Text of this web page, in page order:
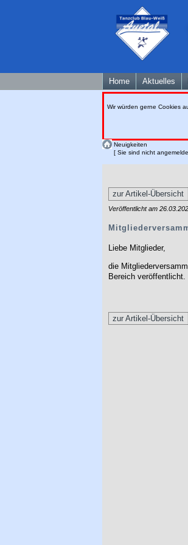
Home Aktuelles
Wir würden gerne Cookies
Neuigkeiten
[ Sie sind nicht
zur Artikel-Übersicht
Veröffentlicht am
Liebe Mitglieder,
die
Bereich veröffentlicht.
zur Artikel-Übersicht